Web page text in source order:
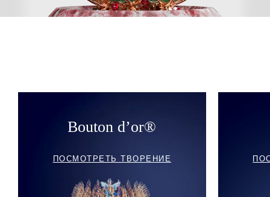
Bouton d’or®
ПОСМОТРЕТЬ ТВОРЕНИЕ